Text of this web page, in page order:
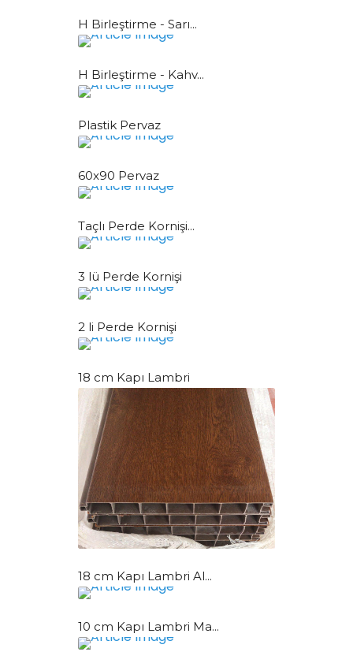
H Birleştirme - Sarı...
H Birleştirme - Kahv...
Plastik Pervaz
60x90 Pervaz
Taçlı Perde Kornişi...
3 lü Perde Kornişi
2 li Perde Kornişi
18 cm Kapı Lambri
18 cm Kapı Lambri Al...
10 cm Kapı Lambri Ma...